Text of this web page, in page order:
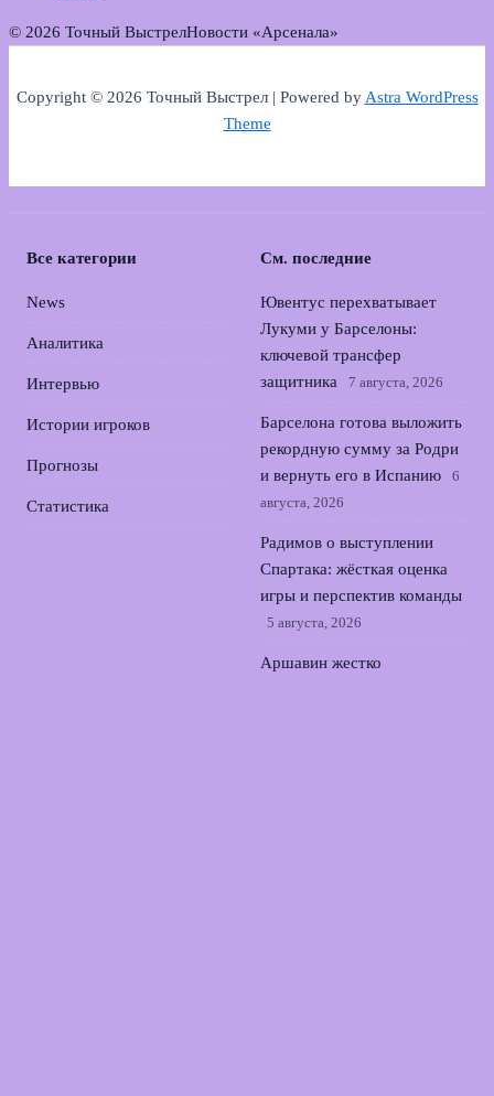
© 2026 Точный ВыстрелНовости «Арсенала»
Copyright © 2026 Точный Выстрел | Powered byAstra WordPress
Theme
Все категории
News
Аналитика
Интервью
Истории игроков
Прогнозы
Статистика
См. последние
Ювентус перехватывает
Лукуми у Барселоны:
ключевой трансфер
защитника
7 августа, 2026
Барселона готова выложить
рекордную сумму за Родри
и вернуть его в Испанию
6
августа, 2026
Радимов о выступлении
Спартака: жёсткая оценка
игры и перспектив команды
5 августа, 2026
Аршавин жестко